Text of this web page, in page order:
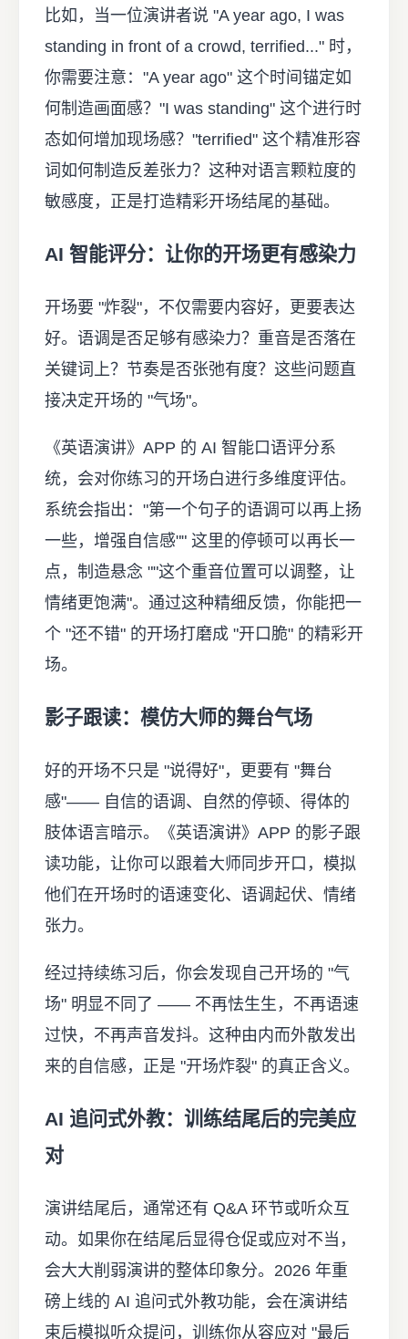
比如，当一位演讲者说 "A year ago, I was
standing in front of a crowd, terrified..." 时，
你需要注意："A year ago" 这个时间锚定如
何制造画面感？"I was standing" 这个进行时
态如何增加现场感？"terrified" 这个精准形容
词如何制造反差张力？这种对语言颗粒度的
敏感度，正是打造精彩开场结尾的基础。
AI 智能评分：让你的开场更有感染力
开场要 "炸裂"，不仅需要内容好，更要表达
好。语调是否足够有感染力？重音是否落在
关键词上？节奏是否张弛有度？这些问题直
接决定开场的 "气场"。
《英语演讲》APP 的 AI 智能口语评分系
统，会对你练习的开场白进行多维度评估。
系统会指出："第一个句子的语调可以再上扬
一些，增强自信感"" 这里的停顿可以再长一
点，制造悬念 ""这个重音位置可以调整，让
情绪更饱满"。通过这种精细反馈，你能把一
个 "还不错" 的开场打磨成 "开口脆" 的精彩开
场。
影子跟读：模仿大师的舞台气场
好的开场不只是 "说得好"，更要有 "舞台
感"—— 自信的语调、自然的停顿、得体的
肢体语言暗示。《英语演讲》APP 的影子跟
读功能，让你可以跟着大师同步开口，模拟
他们在开场时的语速变化、语调起伏、情绪
张力。
经过持续练习后，你会发现自己开场的 "气
场" 明显不同了 —— 不再怯生生，不再语速
过快，不再声音发抖。这种由内而外散发出
来的自信感，正是 "开场炸裂" 的真正含义。
AI 追问式外教：训练结尾后的完美应
对
演讲结尾后，通常还有 Q&A 环节或听众互
动。如果你在结尾后显得仓促或应对不当，
会大大削弱演讲的整体印象分。2026 年重
磅上线的 AI 追问式外教功能，会在演讲结
束后模拟听众提问，训练你从容应对 "最后